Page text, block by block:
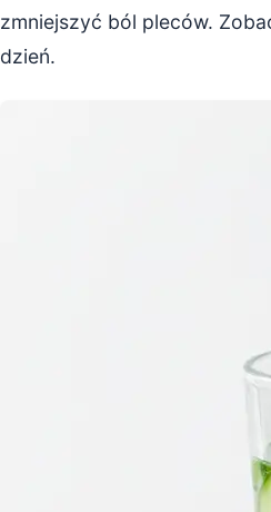
Proste zasady, które
zmniejszyć ból pleców.
dzień.